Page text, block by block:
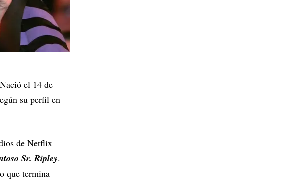
Nació el 14 de
su perfil en
de Netflix
Sr. Ripley.
que termina